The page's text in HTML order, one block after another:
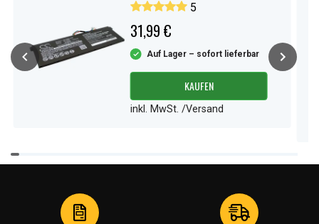
5
31,99 €
Auf Lager – sofort lieferbar
KAUFEN
inkl. MwSt. /Versand
Item
1